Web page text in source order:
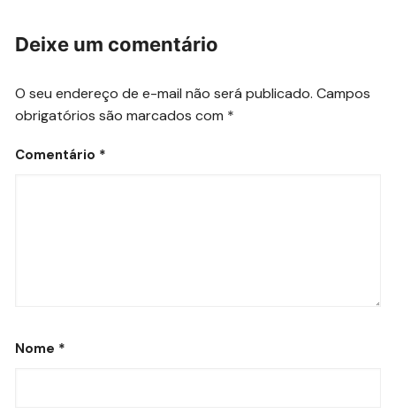
Deixe um comentário
O seu endereço de e-mail não será publicado. Campos
obrigatórios são marcados com *
Comentário *
Nome *